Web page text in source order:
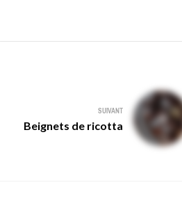
SUIVANT
Beignets de ricotta